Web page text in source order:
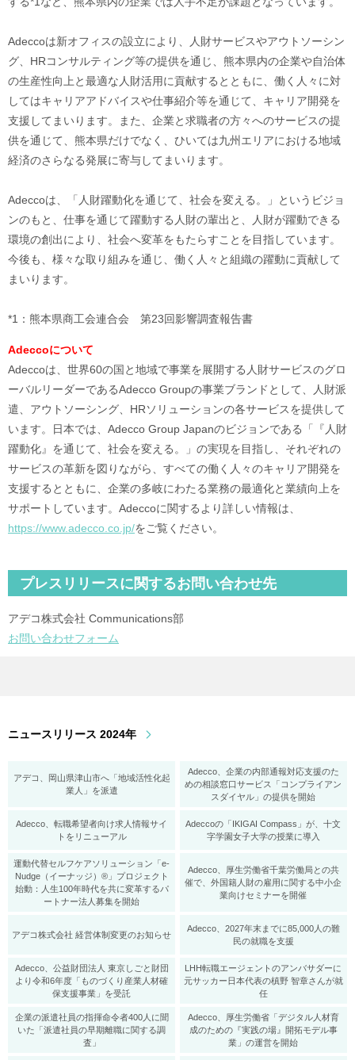
Adeccoは新オフィスの設立により、人財サービスやアウトソーシン
グ、HRコンサルティング等の提供を通じ、熊本県内の企業や自治体
の生産性向上と最適な人財活用に貢献するとともに、働く人々に対
してはキャリアアドバイスや仕事紹介等を通じて、キャリア開発を
支援してまいります。また、企業と求職者の方々へのサービスの提
供を通じて、熊本県だけでなく、ひいては九州エリアにおける地域
経済のさらなる発展に寄与してまいります。
Adeccoは、「人財躍動化を通じて、社会を変える。」というビジョ
ンのもと、仕事を通じて躍動する人財の輩出と、人財が躍動できる
環境の創出により、社会へ変革をもたらすことを目指しています。
今後も、様々な取り組みを通じ、働く人々と組織の躍動に貢献して
まいります。
*1：熊本県商工会連合会 第23回影響調査報告書
Adeccoについて
Adeccoは、世界60の国と地域で事業を展開する人財サービスのグロ
ーバルリーダーであるAdecco Groupの事業ブランドとして、人財派
遣、アウトソーシング、HRソリューションの各サービスを提供して
います。日本では、Adecco Group Japanのビジョンである「『人財
躍動化』を通じて、社会を変える。」の実現を目指し、それぞれの
サービスの革新を図りながら、すべての働く人々のキャリア開発を
支援するとともに、企業の多岐にわたる業務の最適化と業績向上を
サポートしています。Adeccoに関するより詳しい情報は、
https://www.adecco.co.jp/をご覧ください。
プレスリリースに関するお問い合わせ先
アデコ株式会社 Communications部
お問い合わせフォーム
ニュースリリース 2024年
アデコ、岡山県津山市へ「地域活性化起
業人」を派遣
Adecco、企業の内部通報対応支援のた
めの相談窓口サービス「コンプライアン
スダイヤル」の提供を開始
Adecco、転職希望者向け求人情報サイ
トをリニューアル
Adeccoの「IKIGAI Compass」が、十文
字学園女子大学の授業に導入
運動代替セルフケアソリューション「e-
Nudge（イーナッジ）®」プロジェクト
始動：人生100年時代を共に変革するパ
ートナー法人募集を開始
Adecco、厚生労働省千葉労働局との共
催で、外国籍人財の雇用に関する中小企
業向けセミナーを開催
アデコ株式会社 経営体制変更のお知らせ
Adecco、2027年末までに85,000人の難
民の就職を支援
Adecco、公益財団法人 東京しごと財団
より令和6年度「ものづくり産業人材確
保支援事業」を受託
LHH転職エージェントのアンバサダーに
元サッカー日本代表の槙野 智章さんが就
任
企業の派遣社員の指揮命令者400人に聞
いた「派遣社員の早期離職に関する調
査」
Adecco、厚生労働省「デジタル人材育
成のための『実践の場』開拓モデル事
業」の運営を開始